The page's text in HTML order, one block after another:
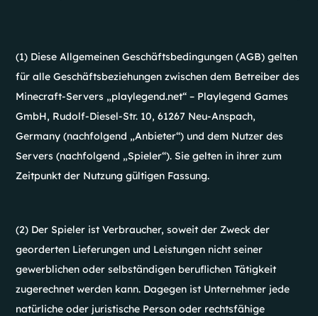
(1) Diese Allgemeinen Geschäftsbedingungen (AGB) gelten
für alle Geschäftsbeziehungen zwischen dem Betreiber des
Minecraft-Servers „playlegend.net“ – Playlegend Games
GmbH, Rudolf-Diesel-Str. 10, 61267 Neu-Anspach,
Germany (nachfolgend „Anbieter“) und dem Nutzer des
Servers (nachfolgend „Spieler“). Sie gelten in ihrer zum
Zeitpunkt der Nutzung gültigen Fassung.
(2) Der Spieler ist Verbraucher, soweit der Zweck der
georderten Lieferungen und Leistungen nicht seiner
gewerblichen oder selbständigen beruflichen Tätigkeit
zugerechnet werden kann. Dagegen ist Unternehmer jede
natürliche oder juristische Person oder rechtsfähige